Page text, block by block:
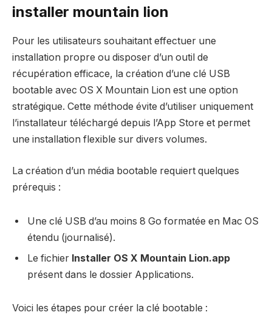
installer mountain lion
Pour les utilisateurs souhaitant effectuer une
installation propre ou disposer d’un outil de
récupération efficace, la création d’une clé USB
bootable avec OS X Mountain Lion est une option
stratégique. Cette méthode évite d’utiliser uniquement
l’installateur téléchargé depuis l’App Store et permet
une installation flexible sur divers volumes.
La création d’un média bootable requiert quelques
prérequis :
Une clé USB d’au moins 8 Go formatée en Mac OS
étendu (journalisé).
Le fichier Installer OS X Mountain Lion.app
présent dans le dossier Applications.
Voici les étapes pour créer la clé bootable :